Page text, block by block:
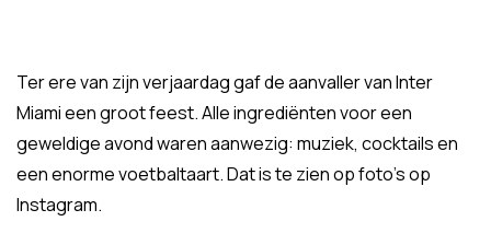
Ter ere van zijn verjaardag gaf de aanvaller van Inter
Miami een groot feest. Alle ingrediënten voor een
geweldige avond waren aanwezig: muziek, cocktails en
een enorme voetbaltaart. Dat is te zien op foto's op
Instagram.